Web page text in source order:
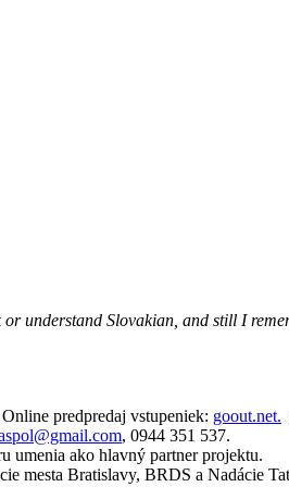
or understand Slovakian, and still I
predpredaj vstupeniek: goout.net.
, 0944 351 537.
umenia ako hlavný partner projektu.
mesta Bratislavy, BRDS a Nadácie